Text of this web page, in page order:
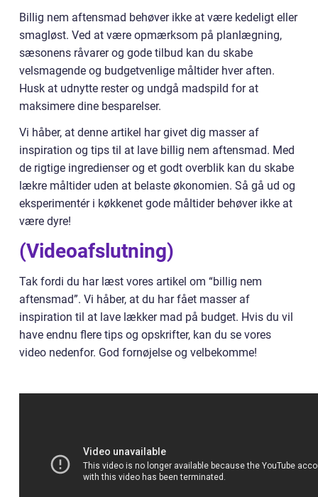
Billig nem aftensmad behøver ikke at være kedeligt eller
smagløst. Ved at være opmærksom på planlægning,
sæsonens råvarer og gode tilbud kan du skabe
velsmagende og budgetvenlige måltider hver aften.
Husk at udnytte rester og undgå madspild for at
maksimere dine besparelser.
Vi håber, at denne artikel har givet dig masser af
inspiration og tips til at lave billig nem aftensmad. Med
de rigtige ingredienser og et godt overblik kan du skabe
lækre måltider uden at belaste økonomien. Så gå ud og
eksperimentér i køkkenet gode måltider behøver ikke at
være dyre!
(Videoafslutning)
Tak fordi du har læst vores artikel om “billig nem
aftensmad”. Vi håber, at du har fået masser af
inspiration til at lave lækker mad på budget. Hvis du vil
have endnu flere tips og opskrifter, kan du se vores
video nedenfor. God fornøjelse og velbekomme!